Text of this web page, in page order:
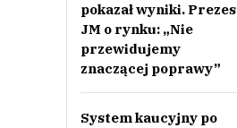
pokazał wyniki. Prezes
JM o rynku: „Nie
przewidujemy
znaczącej poprawy”
System kaucyjny po